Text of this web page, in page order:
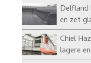
en zet
Chiel
lagere